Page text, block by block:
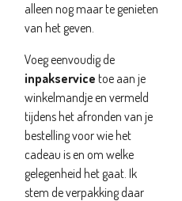
alleen nog maar te genieten
van het geven.
Voeg eenvoudig de
inpakservice toe aan je
winkelmandje en vermeld
tijdens het afronden van je
bestelling voor wie het
cadeau is en om welke
gelegenheid het gaat. Ik
stem de verpakking daar